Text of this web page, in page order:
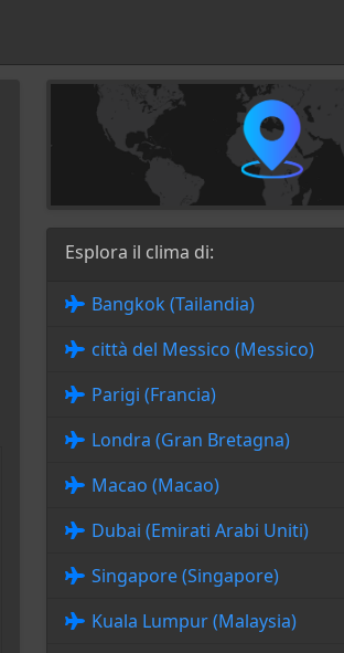
Esplora il clima di:
Bangkok (Tailandia)
città del Messico (Messico)
Parigi (Francia)
Londra (Gran Bretagna)
Macao (Macao)
Dubai (Emirati Arabi Uniti)
Singapore (Singapore)
Kuala Lumpur (Malaysia)